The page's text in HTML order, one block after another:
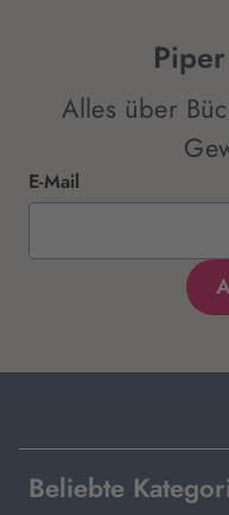
Alles über
E-Mail
Beliebte